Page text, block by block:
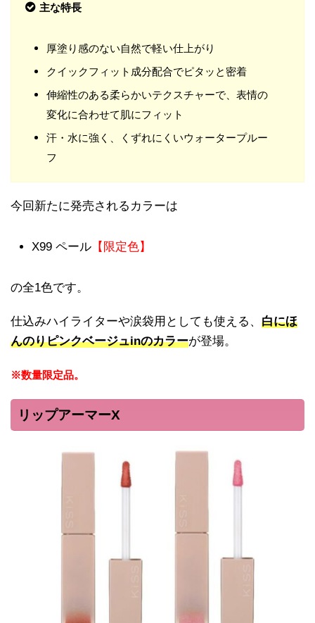
主な特長
厚塗り感のない自然で軽い仕上がり
クイックフィット成分配合でピタッと密着
伸縮性のある柔らかいテクスチャーで、表情の
変化に合わせて肌にフィット
汗・水に強く、くずれにくいウォータープルー
フ
今回新たに発売されるカラーは
X99 ペール 【限定色】
の全1色です。
仕込みハイライターや涙袋用としても使える、 白にほ
んのりピンクベージュinのカラーが登場。
※数量限定品。
リップアーマーX